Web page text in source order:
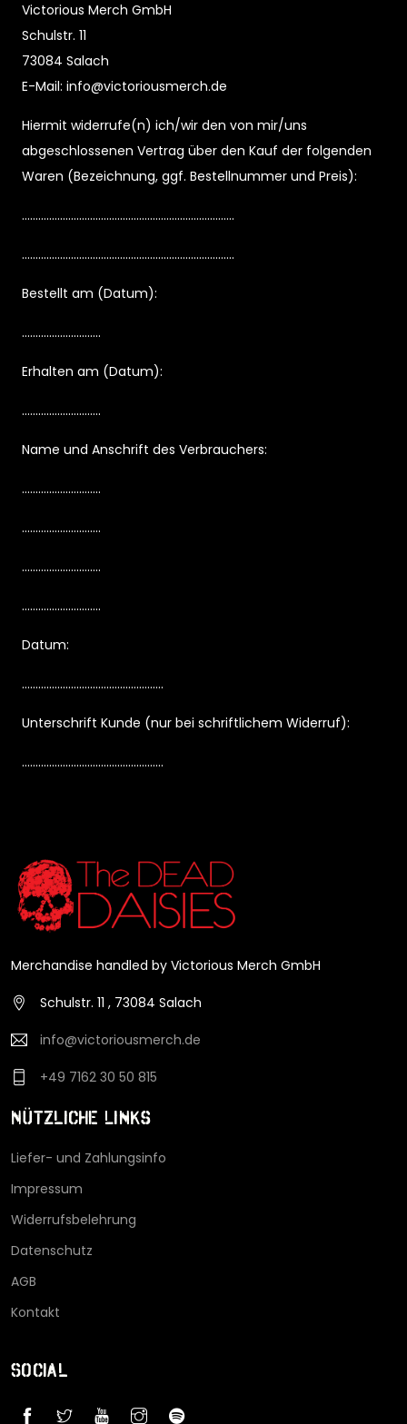
Victorious Merch GmbH
Schulstr. 11
73084 Salach
E-Mail: info@victoriousmerch.de
Hiermit widerrufe(n) ich/wir den von mir/uns
abgeschlossenen Vertrag über den Kauf der folgenden
Waren (Bezeichnung, ggf. Bestellnummer und Preis):
..............................................................................
..............................................................................
Bestellt am (Datum):
.............................
Erhalten am (Datum):
.............................
Name und Anschrift des Verbrauchers:
.............................
.............................
.............................
.............................
Datum:
....................................................
Unterschrift Kunde (nur bei schriftlichem Widerruf):
....................................................
Merchandise handled by Victorious Merch GmbH
Schulstr. 11 , 73084 Salach
info@victoriousmerch.de
+49 7162 30 50 815
Nützliche Links
Liefer- und Zahlungsinfo
Impressum
Widerrufsbelehrung
Datenschutz
AGB
Kontakt
Social